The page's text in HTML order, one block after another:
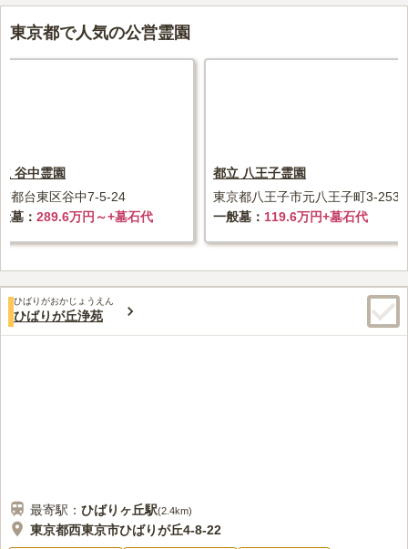
り、段差が少なくなっています。
口コミ評価
この霊園はまだ誰からも評価されていません。
東京都で人気の公営霊園
谷中霊園
都台東区谷中7-5-24
墓
289.6万円～+墓石代
都立 八王子霊園
東京都八王子市元八王子町3-2536
一般墓
119.6万円+墓石代
ひばりがおかじょうえん
ひばりが丘浄苑
最寄駅： ひばりヶ丘駅(2.4km)
東京都西東京市ひばりが丘4-8-22